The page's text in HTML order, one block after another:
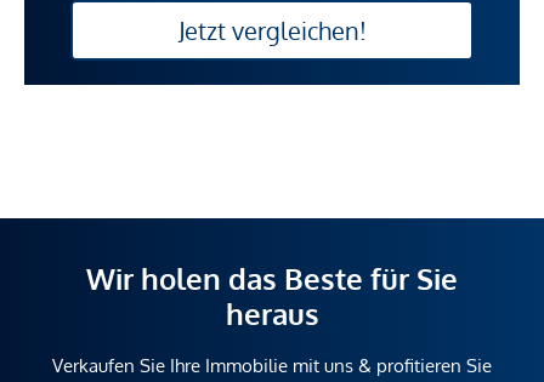
Jetzt vergleichen!
Wir holen das Beste für Sie
heraus
Verkaufen Sie Ihre Immobilie mit uns & profitieren Sie